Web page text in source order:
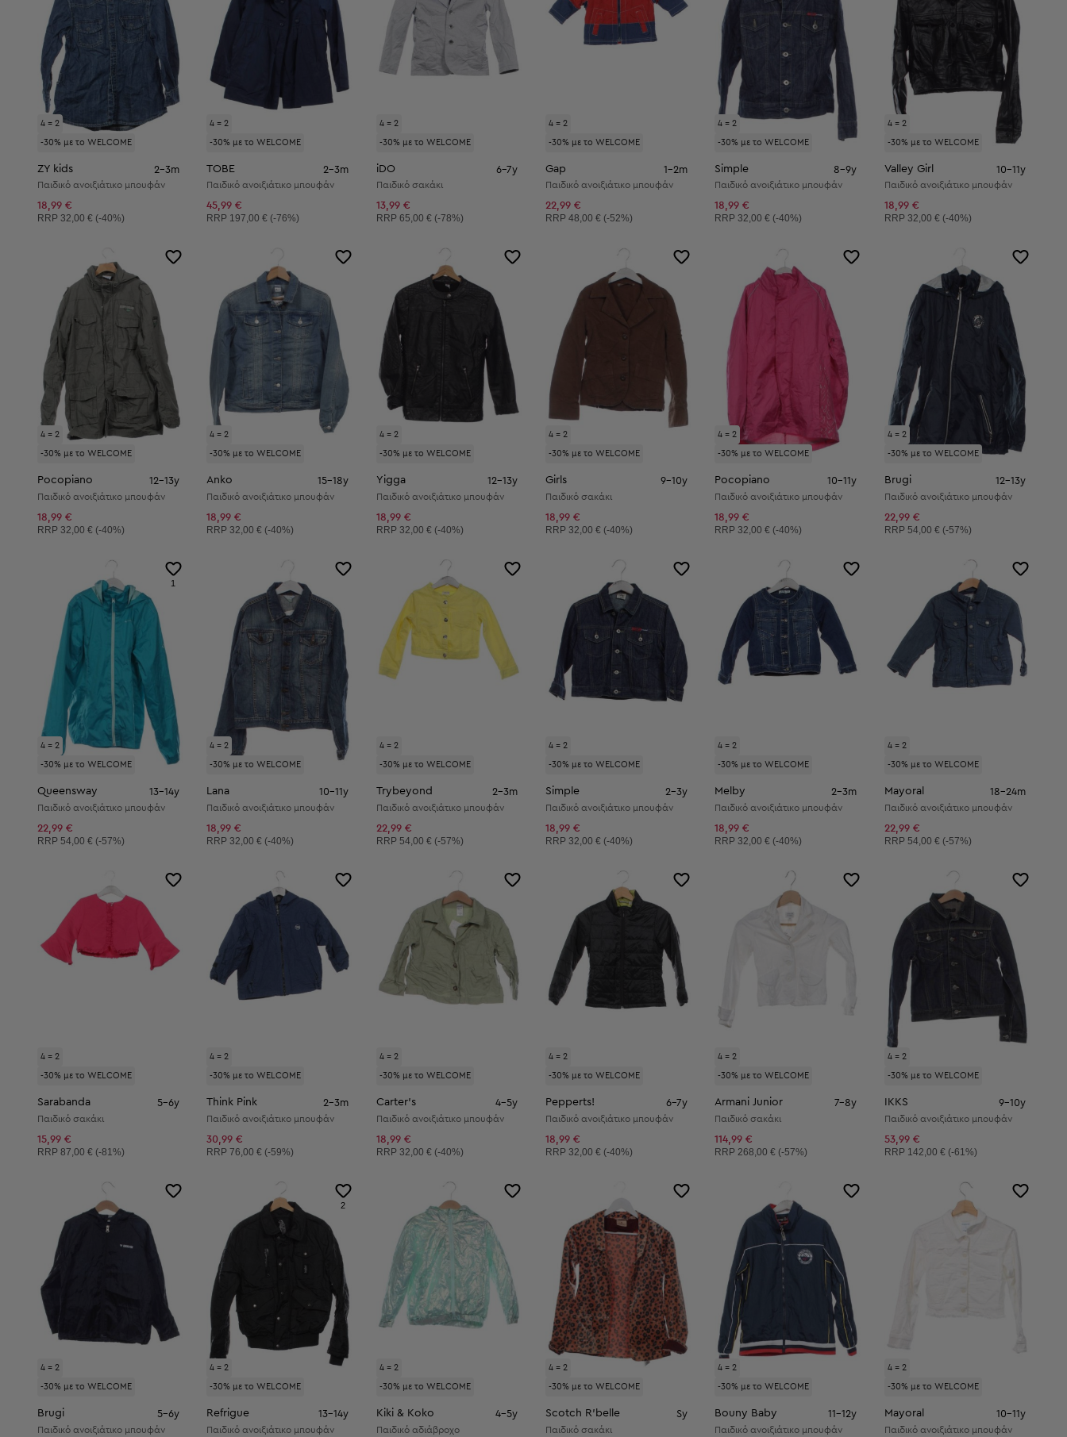
4 = 2
-30% με το WELCOME
ZY kids 2-3m
Παιδικό ανοιξιάτικο μπουφάν
18,99 €
Συνιστώμενη τιμή:
RRP 32,00 € (-40%)
4 = 2
-30% με το WELCOME
TOBE 2-3m
Παιδικό ανοιξιάτικο μπουφάν
45,99 €
Συνιστώμενη τιμή:
RRP 197,00 € (-76%)
4 = 2
-30% με το WELCOME
iDO 6-7y
Παιδικό σακάκι
13,99 €
Συνιστώμενη τιμή:
RRP 65,00 € (-78%)
4 = 2
-30% με το WELCOME
Gap 1-2m
Παιδικό ανοιξιάτικο μπουφάν
22,99 €
Συνιστώμενη τιμή:
RRP 48,00 € (-52%)
4 = 2
-30% με το WELCOME
Simple 8-9y
Παιδικό ανοιξιάτικο μπουφάν
18,99 €
Συνιστώμενη τιμή:
RRP32,00 € (-40%)
4 = 2
-30% με το WELCOME
Valley Girl 10-11y
Παιδικό ανοιξιάτικο μπουφάν
18,99 €
Συνιστώμενη τιμή:
RRP 32,00 € (-40%)
4 = 2
-30% με το WELCOME
Pocopiano 12-13y
Παιδικό ανοιξιάτικο μπουφάν
18,99 €
Συνιστώμενη τιμή:
RRP 32,00 € (-40%)
4 = 2
-30% με το WELCOME
Anko 15-18y
Παιδικό ανοιξιάτικο μπουφάν
18,99 €
Συνιστώμενη τιμή:
RRP32,00 € (-40%)
4 = 2
-30% με το WELCOME
Yigga 12-13y
Παιδικό ανοιξιάτικο μπουφάν
18,99 €
Συνιστώμενη τιμή:
RRP 32,00 € (-40%)
4 = 2
-30% με το WELCOME
Girls 9-10y
Παιδικό σακάκι
18,99 €
Συνιστώμενη τιμή:
RRP 32,00 € (-40%)
4 = 2
-30% με το WELCOME
Pocopiano 10-11y
Παιδικό ανοιξιάτικο μπουφάν
18,99 €
Συνιστώμενη τιμή:
RRP32,00 € (-40%)
4 = 2
-30% με το WELCOME
Brugi 12-13y
Παιδικό ανοιξιάτικο μπουφάν
22,99 €
Συνιστώμενη τιμή:
RRP 54,00 € (-57%)
4 = 2
-30% με το WELCOME
1
Queensway 13-14y
Παιδικό ανοιξιάτικο μπουφάν
22,99 €
Συνιστώμενη τιμή:
RRP 54,00 € (-57%)
4 = 2
-30% με το WELCOME
Lana 10-11y
Παιδικό ανοιξιάτικο μπουφάν
18,99 €
Συνιστώμενη τιμή:
RRP32,00 € (-40%)
4 = 2
-30% με το WELCOME
Trybeyond 2-3m
Παιδικό ανοιξιάτικο μπουφάν
22,99 €
Συνιστώμενη τιμή:
RRP 54,00 € (-57%)
4 = 2
-30% με το WELCOME
Simple 2-3y
Παιδικό ανοιξιάτικο μπουφάν
18,99 €
Συνιστώμενη τιμή:
RRP 32,00 € (-40%)
4 = 2
-30% με το WELCOME
Melby 2-3m
Παιδικό ανοιξιάτικο μπουφάν
18,99 €
Συνιστώμενη τιμή:
RRP32,00 € (-40%)
4 = 2
-30% με το WELCOME
Mayoral 18-24m
Παιδικό ανοιξιάτικο μπουφάν
22,99 €
Συνιστώμενη τιμή:
RRP 54,00 € (-57%)
4 = 2
-30% με το WELCOME
Sarabanda 5-6y
Παιδικό σακάκι
15,99 €
Συνιστώμενη τιμή:
RRP 87,00 € (-81%)
4 = 2
-30% με το WELCOME
Think Pink 2-3m
Παιδικό ανοιξιάτικο μπουφάν
30,99 €
Συνιστώμενη τιμή:
RRP76,00 € (-59%)
4 = 2
-30% με το WELCOME
Carter's 4-5y
Παιδικό ανοιξιάτικο μπουφάν
18,99 €
Συνιστώμενη τιμή:
RRP 32,00 € (-40%)
4 = 2
-30% με το WELCOME
Pepperts! 6-7y
Παιδικό ανοιξιάτικο μπουφάν
18,99 €
Συνιστώμενη τιμή:
RRP 32,00 € (-40%)
4 = 2
-30% με το WELCOME
Armani Junior 7-8y
Παιδικό σακάκι
114,99 €
Συνιστώμενη τιμή:
RRP268,00 € (-57%)
4 = 2
-30% με το WELCOME
IKKS 9-10y
Παιδικό ανοιξιάτικο μπουφάν
53,99 €
Συνιστώμενη τιμή:
RRP 142,00 € (-61%)
4 = 2
-30% με το WELCOME
Brugi 5-6y
Παιδικό ανοιξιάτικο μπουφάν
4 = 2
-30% με το WELCOME
2
Refrigue 13-14y
Παιδικό ανοιξιάτικο μπουφάν
4 = 2
-30% με το WELCOME
Kiki & Koko 4-5y
Παιδικό αδιάβροχο
4 = 2
-30% με το WELCOME
Scotch R'belle Sy
Παιδικό σακάκι
4 = 2
-30% με το WELCOME
Bouny Baby 11-12y
Παιδικό ανοιξιάτικο μπουφάν
4 = 2
-30% με το WELCOME
Mayoral 10-11y
Παιδικό ανοιξιάτικο μπουφάν